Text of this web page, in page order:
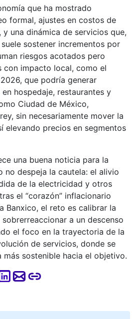
que ha mostrado
formal, ajustes en costos de
una dinámica de servicios que,
sostener incrementos por
riesgos acotados pero
con impacto local, como el
que podría generar
hospedaje, restaurantes y
Ciudad de México,
sin necesariamente mover la
elevando precios en segmentos
una buena noticia para la
no despeja la cautela: el alivio
de la electricidad y otros
el “corazón” inflacionario
Banxico, el reto es calibrar la
a un descenso
el foco en la trayectoria de la
de servicios, donde se
más sostenible hacia el objetivo.